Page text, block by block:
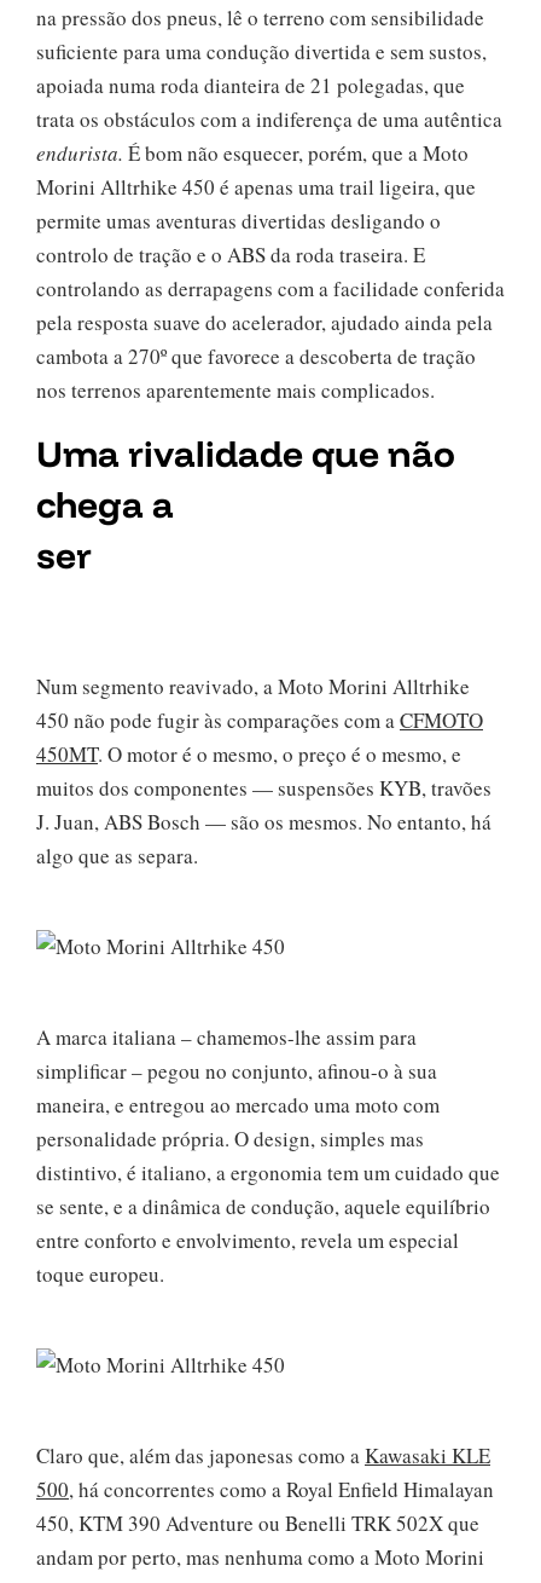
na pressão dos pneus, lê o terreno com sensibilidade
suficiente para uma condução divertida e sem sustos,
apoiada numa roda dianteira de 21 polegadas, que
trata os obstáculos com a indiferença de uma autêntica
endurista. É bom não esquecer, porém, que a Moto
Morini Alltrhike 450 é apenas uma trail ligeira, que
permite umas aventuras divertidas desligando o
controlo de tração e o ABS da roda traseira. E
controlando as derrapagens com a facilidade conferida
pela resposta suave do acelerador, ajudado ainda pela
cambota a 270º que favorece a descoberta de tração
nos terrenos aparentemente mais complicados.
Uma rivalidade que não
chega a
ser
Num segmento reavivado, a Moto Morini Alltrhike
450 não pode fugir às comparações com aCFMOTO
450MT. O motor é o mesmo, o preço é o mesmo, e
muitos dos componentes — suspensões KYB, travões
J. Juan, ABS Bosch — são os mesmos. No entanto, há
algo que as separa.
A marca italiana – chamemos-lhe assim para
simplificar – pegou no conjunto, afinou-o à sua
maneira, e entregou ao mercado uma moto com
personalidade própria. O design, simples mas
distintivo, é italiano, a ergonomia tem um cuidado que
se sente, e a dinâmica de condução, aquele equilíbrio
entre conforto e envolvimento, revela um especial
toque europeu.
Claro que, além das japonesas como aKawasaki KLE
500, há concorrentes como a Royal Enfield Himalayan
450, KTM 390 Adventure ou Benelli TRK 502X que
andam por perto, mas nenhuma como a Moto Morini